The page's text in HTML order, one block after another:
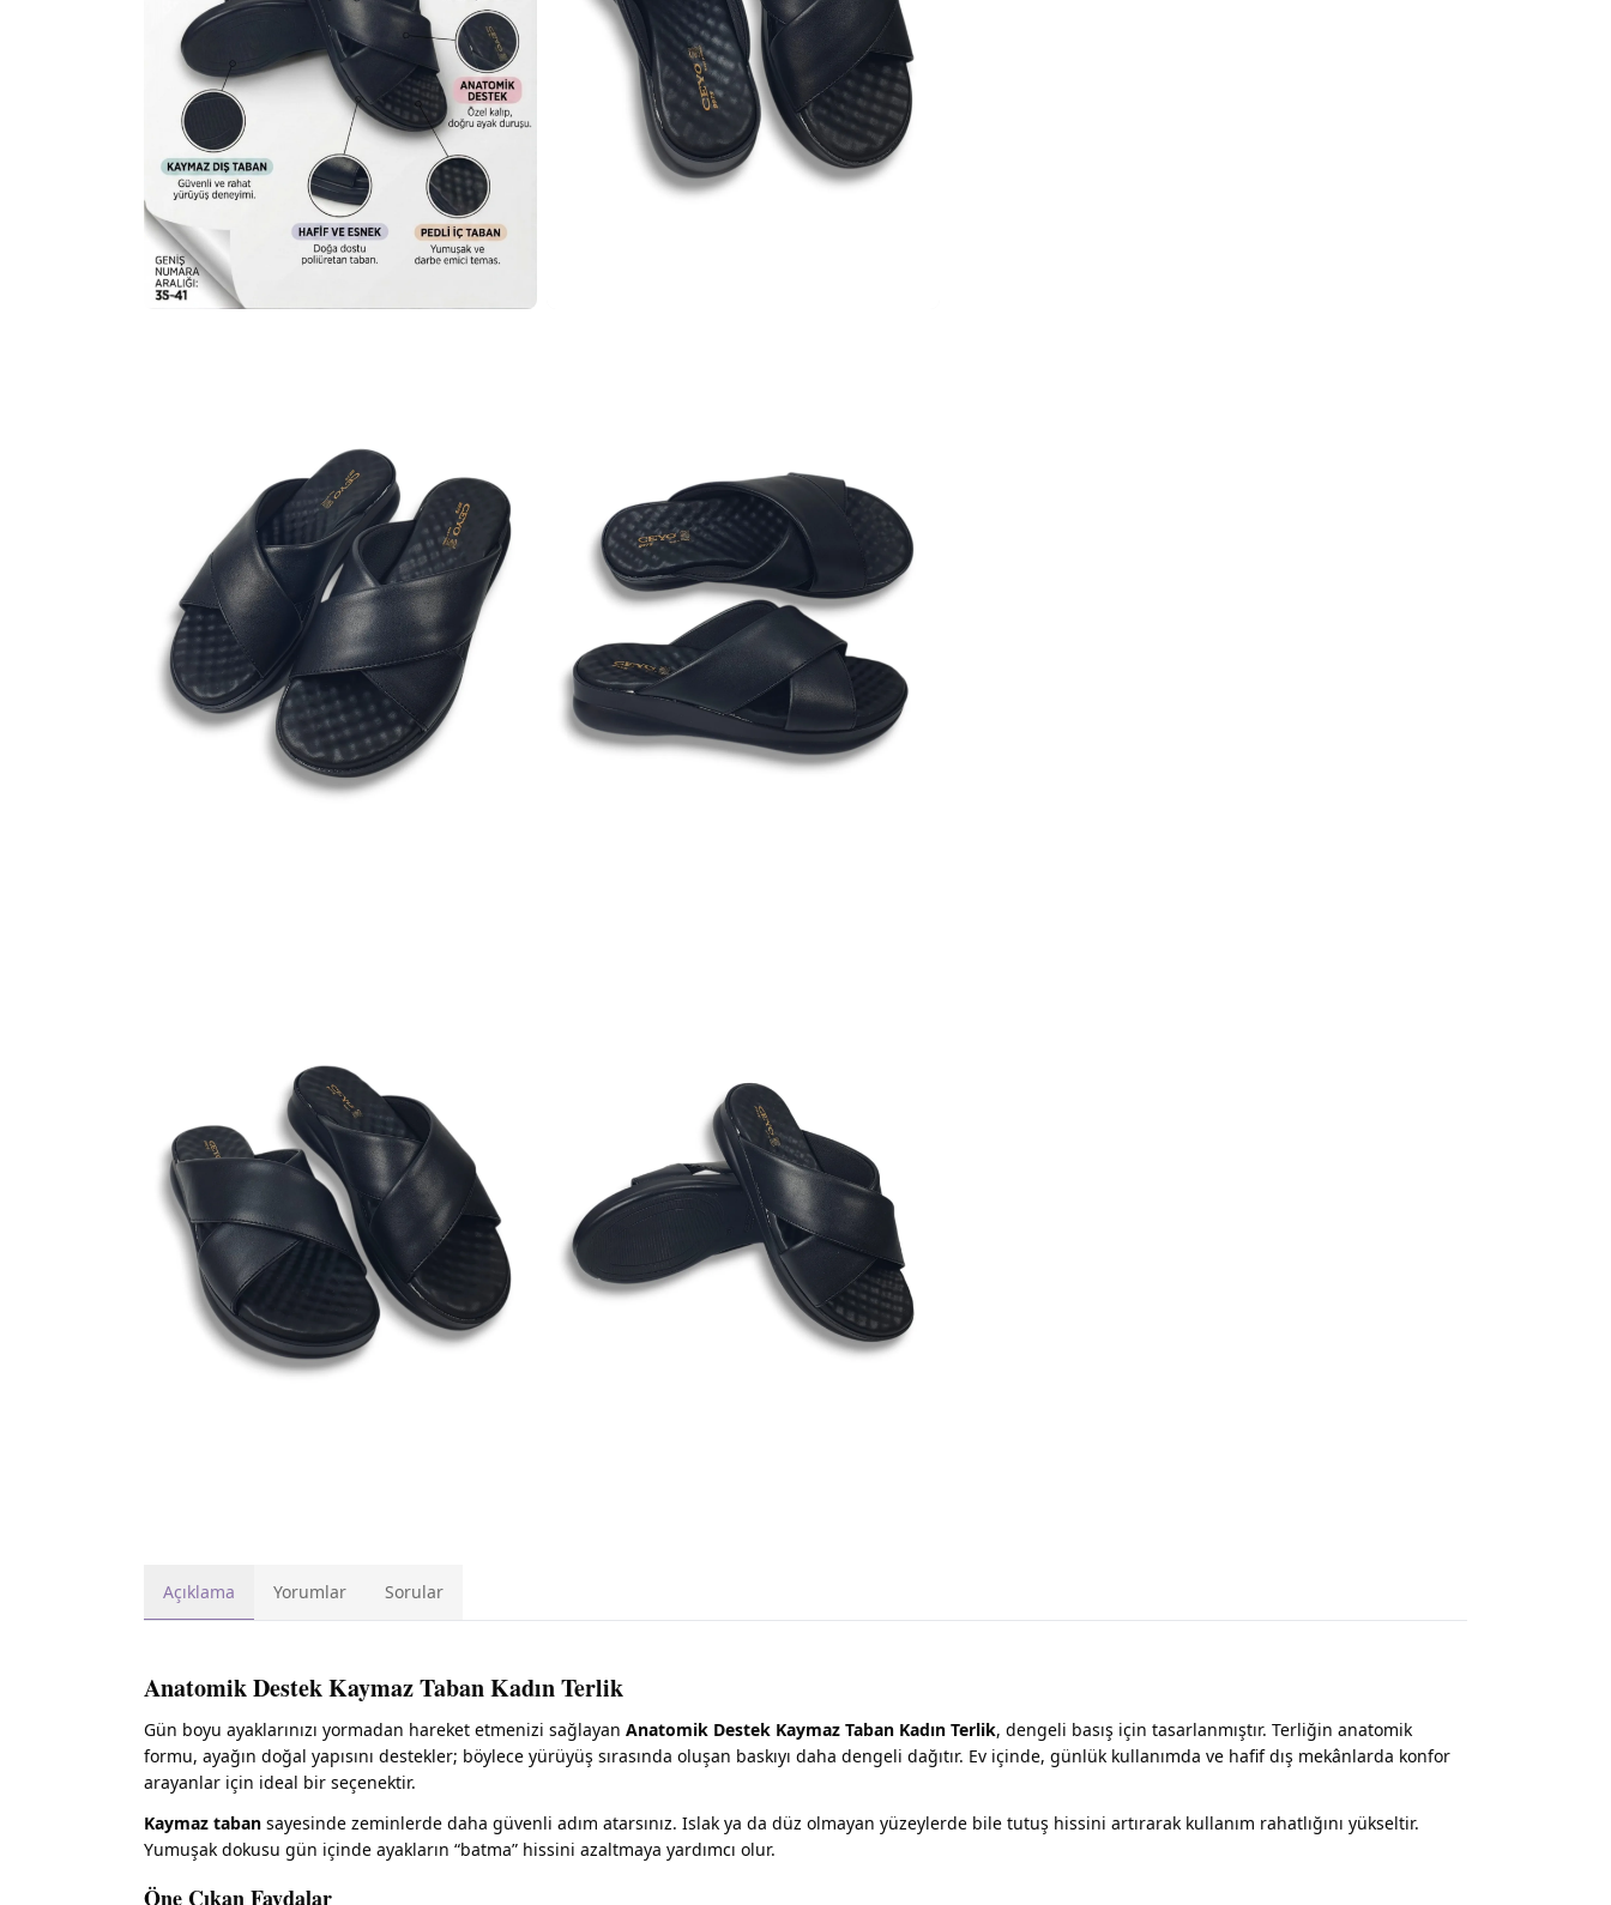
Açıklama Yorumlar Sorular
Anatomik Destek Kaymaz Taban Kadın Terlik
Gün boyu ayaklarınızı yormadan hareket etmenizi sağlayan Anatomik Destek Kaymaz Taban Kadın Terlik, dengeli basış için tasarlanmıştır. Terliğin anatomik
formu, ayağın doğal yapısını destekler; böylece yürüyüş sırasında oluşan baskıyı daha dengeli dağıtır. Ev içinde, günlük kullanımda ve hafif dış mekânlarda konfor
arayanlar için ideal bir seçenektir.
Kaymaz taban sayesinde zeminlerde daha güvenli adım atarsınız. Islak ya da düz olmayan yüzeylerde bile tutuş hissini artırarak kullanım rahatlığını yükseltir.
Yumuşak dokusu gün içinde ayakların “batma” hissini azaltmaya yardımcı olur.
Öne Çıkan Faydalar